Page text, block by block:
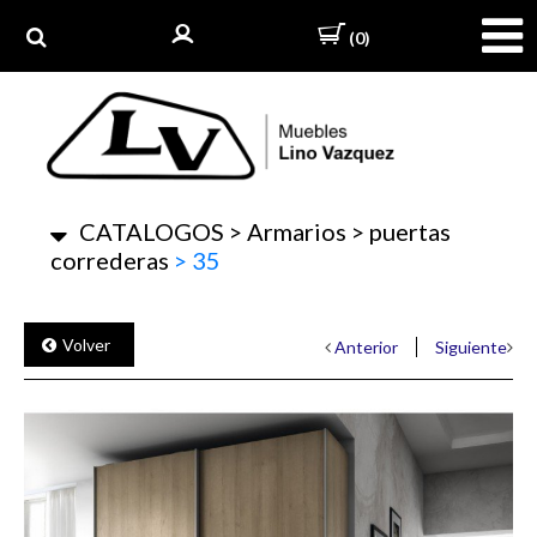
(0)
CATALOGOS > Armarios > puertas
correderas > 35
Volver Anterior Siguiente